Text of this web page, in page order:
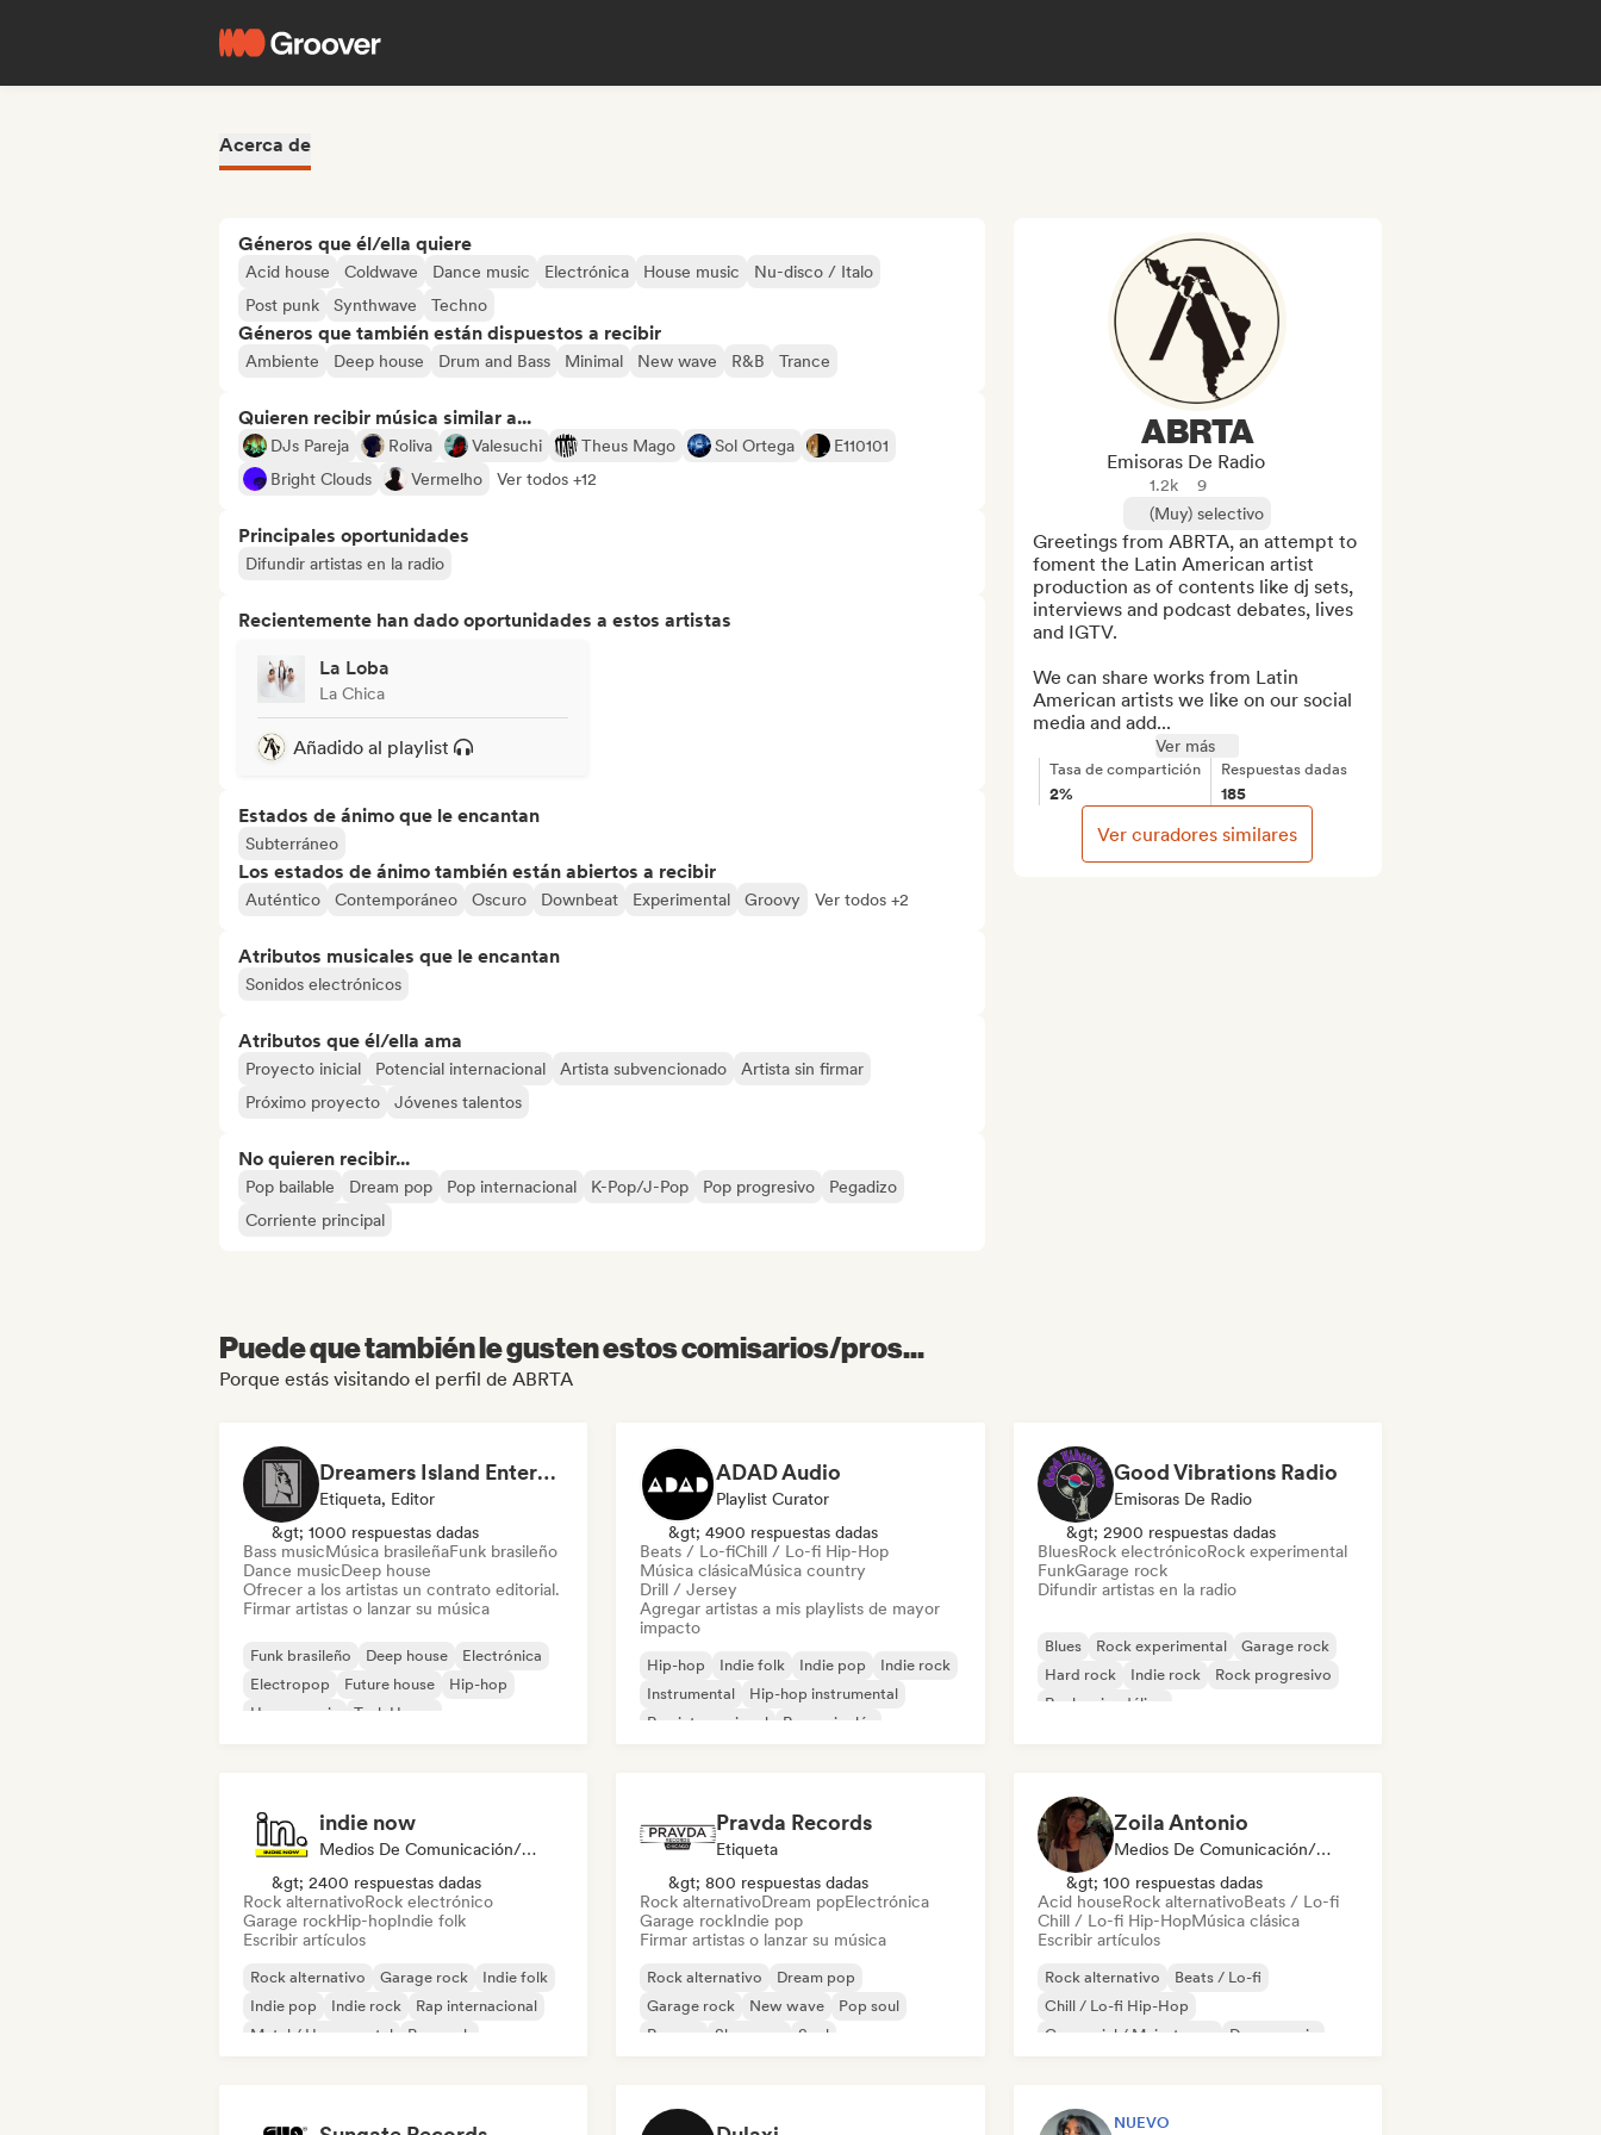
Acerca de
Géneros que él/ella quiere
Acid house Coldwave Dance music Electrónica House music
Nu-disco / Italo
Post punk
Synthwave Techno
Géneros que también están dispuestos a recibir
Ambiente Deep house Drum and Bass Minimal New wave R&B Trance
Quieren recibir música similar a...
DJs Pareja Roliva Valesuchi Theus Mago Sol Ortega
E110101
Bright Clouds
Vermelho Ver todos +12
Principales oportunidades
Difundir artistas en la radio
Recientemente han dado oportunidades a estos artistas
La Loba
La Chica
Añadido al playlist
Estados de ánimo que le encantan
Subterráneo
Los estados de ánimo también están abiertos a recibir
Auténtico Contemporáneo Oscuro Downbeat Experimental Groovy Ver todos +2
Atributos musicales que le encantan
Sonidos electrónicos
Atributos que él/ella ama
Proyecto inicial Potencial internacional Artista subvencionado
Artista sin firmar
Próximo proyecto
Jóvenes talentos
No quieren recibir...
Pop bailable Dream pop Pop internacional K-Pop/J-Pop Pop progresivo
Pegadizo
Corriente principal
ABRTA
Emisoras De Radio
1.2k
9
(Muy) selectivo
Greetings from ABRTA, an attempt to
foment the Latin American artist
production as of contents like dj sets,
interviews and podcast debates, lives
and IGTV.
We can share works from Latin
American artists we like on our social
media and add...
Ver más
Tasa de compartición
2%
Respuestas dadas
185
Ver curadores similares
Puede que también le gusten estos comisarios/pros...
Porque estás visitando el perfil de ABRTA
Dreamers Island Entertainment
Etiqueta, Editor
&gt; 1000 respuestas dadas
Bass musicMúsica brasileñaFunk brasileño
Dance musicDeep house
Ofrecer a los artistas un contrato editorial.
Firmar artistas o lanzar su música
Funk brasileño Deep house
Electrónica
Electropop
Future house
Hip-hop
House music
Tech House
ADAD Audio
Playlist Curator
&gt; 4900 respuestas dadas
Beats / Lo-fiChill / Lo-fi Hip-Hop
Música clásicaMúsica country
Drill / Jersey
Agregar artistas a mis playlists de mayor
impacto
Hip-hop Indie folk Indie pop
Indie rock
Instrumental
Hip-hop instrumental
Rap internacional
Rap en inglés
Good Vibrations Radio
Emisoras De Radio
&gt; 2900 respuestas dadas
BluesRock electrónicoRock experimental
FunkGarage rock
Difundir artistas en la radio
Blues Rock experimental
Garage rock
Hard rock
Indie rock
Rock progresivo
Rock psicodélico
indie now
Medios De Comunicación/Periodista
&gt; 2400 respuestas dadas
Rock alternativoRock electrónico
Garage rockHip-hopIndie folk
Escribir artículos
Rock alternativo Garage rock
Indie folk
Indie pop
Indie rock
Rap internacional
Metal / Heavy metal
Pop rock
Pravda Records
Etiqueta
&gt; 800 respuestas dadas
Rock alternativoDream popElectrónica
Garage rockIndie pop
Firmar artistas o lanzar su música
Rock alternativo
Dream pop
Garage rock
New wave
Pop soul
Reggae
Shoegaze Soul
Zoila Antonio
Medios De Comunicación/Periodista
&gt; 100 respuestas dadas
Acid houseRock alternativoBeats / Lo-fi
Chill / Lo-fi Hip-HopMúsica clásica
Escribir artículos
Rock alternativo
Beats / Lo-fi
Chill / Lo-fi Hip-Hop
Comercial / Mainstream
Dance music
NUEVO